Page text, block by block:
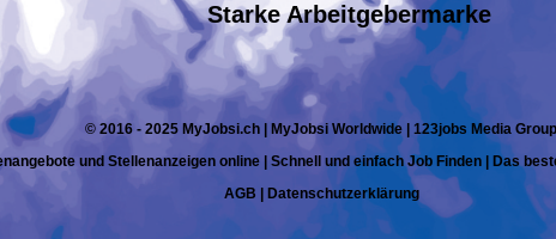
Starke Arbeitgebermarke
© 2016 - 2025 MyJobsi.ch | MyJobsi Worldwide | 123jobs Media Group
und Stellenanzeigen online | Schnell und einfach Job Finden | Das
AGB
Datenschutzerklärung